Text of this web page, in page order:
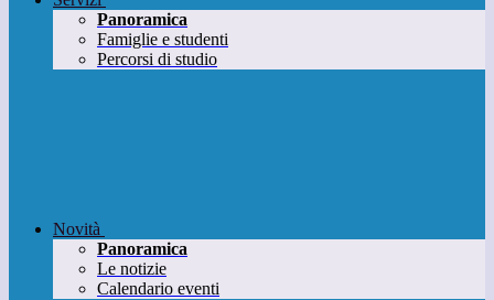
Panoramica
Famiglie e studenti
Percorsi di studio
Novità
Panoramica
Le notizie
Calendario eventi